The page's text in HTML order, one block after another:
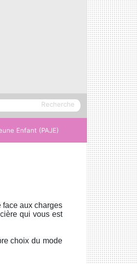
Enfant (PAJE)
face aux charges
qui vous est
choix du mode